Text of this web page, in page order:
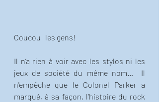
Coucou   les gens!
Il n’a rien à voir avec les stylos ni les
jeux de société du même nom…  Il
n'empêche que le Colonel Parker a
marqué, à sa façon, l’histoire du rock